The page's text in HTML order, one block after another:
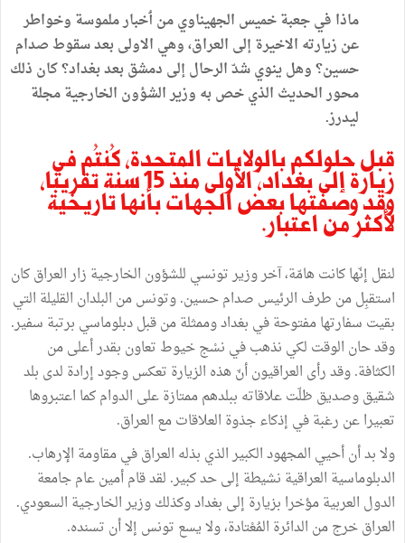
ماذا في جعبة خميس الجهيناوي من ٲخبار ملموسة وخواطر
عن زيارته الاخيرة إلى العراق، وهي الاولى بعد سقوط صدام
حسين؟ وهل ينوي شدّ الرحال إلى دمشق بعد بغداد؟ كان ذلك
محور الحديث الذي خص به وزير الشؤون الخارجية مجلة
ليدرز.
قبل حلولكم بالولايات المتحدة، كُنتُم في
زيارة إلى بغداد، الأولى منذ سنة تقريبا،
وقدوصفتها بعض الجهات بأنها تاريخية
لأكثرمن اعتبار.
لنقل إنّهاكانت هامّة،آخروزيرتونسي للشؤون الخارجية زارالعراقكان
استقبِلمن طرف الرئيس صدامحسين.وتونسمن البلدان القليلة التي
بقيت سفارتهامفتوحةفي بغدادوممثلةمنقبلدبلوماسي برتبة سفير.
وقدحان الوقت لكي نذهبفي نسْجخيوط تعاون بقدرأعلىمن
الكثافة.وقدرأى العراقيونأنّ هذه الزيارة تعكسوجودإرادة لدى بلد
شقيقوصديق ظلّتعلاقاته ببلدهمممتازةعلى الدوامكما اعتبروها
تعبيراعن رغبةفي إذكاءجذوة العلاقاتمع العراق.
ولابدأنأحيي المجهودالكبيرالذي بذله العراقفيمقاومة الإرهاب.
الدبلوماسية العراقية نشيطة إلىحدكبير. لقدقامأمينعامجامعة
الدول العربيةمؤخرا بزيارة إلى بغدادوكذلكوزيرالخارجية السعودي.
العراقخرجمن الدائرة المُعْتادة،ولايسع تونس إلاأن تسنده.